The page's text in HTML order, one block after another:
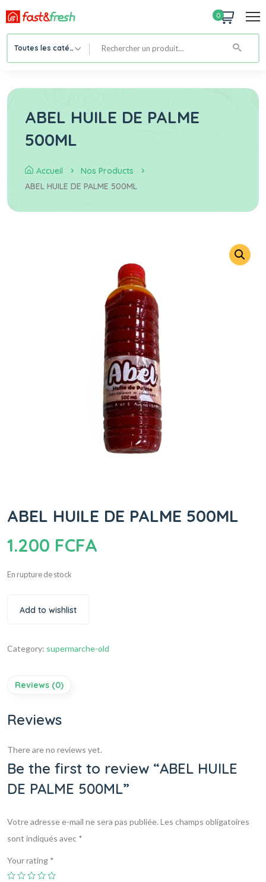
0
Toutes les catégories
ABEL HUILE DE PALME
500ML
Accueil
Nos Products
ABEL HUILE DE PALME 500ML
ABEL HUILE DE PALME 500ML
1.200 FCFA
En rupture de stock
Add to wishlist
Category: supermarche-old
Reviews (0)
Reviews
There are no reviews yet.
Be the first to review “ABEL HUILE
DE PALME 500ML”
Votre adresse e-mail ne sera pas publiée.Les champs obligatoires
sont indiqués avec *
Your rating *